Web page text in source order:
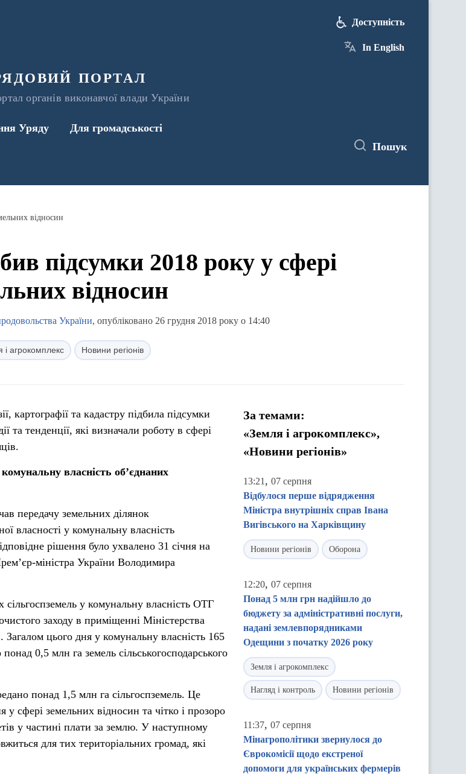
портал
органів виконавчої влади України
Доступність
In English
Уряду Для громадськості
Пошук
відносин
підсумки 2018 року у сфері
відносин
України, опубліковано 26 грудня 2018 року о 14:40
і агрокомплекс Новини регіонів
картографії та кадастру підбила підсумки
та тенденції, які визначали роботу в сфері
власність об’єднаних
передачу земельних ділянок
власності у комунальну власність
рішення було ухвалено 31 січня на
міністра України Володимира
у комунальну власність ОТГ
заходу в приміщенні Міністерства
Загалом цього дня у комунальну власність 165
0,5 млн га земель сільськогосподарського
понад 1,5 млн га сільгоспземель. Це
сфері земельних відносин та чітко і прозоро
у частині плати за землю. У наступному
для тих територіальних громад, які
За темами:
«Земля і агрокомплекс»,
«Новини регіонів»
13:21 , 07 серпня
Відбулося перше відрядження
Міністра внутрішніх справ Івана
Вигівського на Харківщину
Новини регіонів Оборона
12:20, 07 серпня
Понад 5 млн грн надійшло до
бюджету за адміністративні послуги,
надані землевпорядниками
Одещини з початку 2026 року
Земля і агрокомплекс
Нагляд і контроль Новини регіонів
11:37, 07 серпня
Мінагрополітики звернулося до
Єврокомісії щодо екстреної
допомоги для українських фермерів